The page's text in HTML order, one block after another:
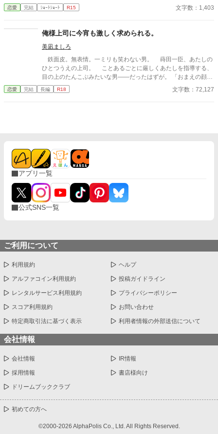
関係は、予想もしない結末を迎える。
恋愛 完結 ｼｮｰﾄｼｮｰﾄ R15 文字数：1,403
俺様上司に今宵も激しく求められる。
美凪ましろ
鉄面皮。無表情。一ミリも笑わない男。 蒔田一臣、あたしの
ひとつうえの上司。 ことあるごとに厳しくあたしを指導する、
目の上のたんこぶみたいな男――だったはずが。 「おまえの顔、
えっろい」 神様仏様どうしてあたしはこの男に今宵も激しく愛
しこまれているのでしょう。 ――2000年代初頭、IT系企業で懸
恋愛 完結 長編 R18 文字数：72,127
アプリ一覧
公式SNS一覧
ご利用について
利用規約 ヘルプ
アルファコイン利用規約 投稿ガイドライン
レンタルサービス利用規約 プライバシーポリシー
スコア利用規約 お問い合わせ
特定商取引法に基づく表示 利用者情報の外部送信について
会社情報
会社情報 IR情報
採用情報 書店様向け
ドリームブッククラブ
初めての方へ
©2000-2026 AlphaPolis Co., Ltd. All Rights Reserved.